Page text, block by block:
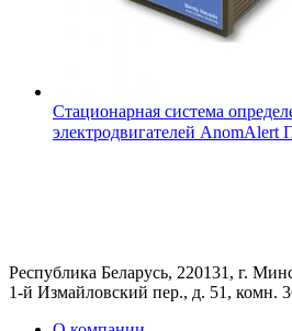
Стационарная система
электродвигателей AnomAlert
Республика Беларусь, 220131, г.
1-й Измайловский пер., д. 51, комн.